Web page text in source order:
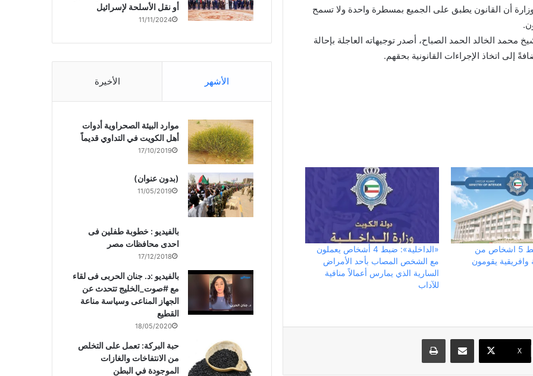
أن القانون يطبق على الجميع بمسطرة واحدة ولا تسمح
محمد الخالد الحمد الصباح، أصدر توجيهاته العاجلة بإحالة
إلى اتخاذ الإجراءات القانونية بحقهم.
«الداخلية»: ضبط 5 اشخاص من
يقومون
«الداخلية»: ضبط 4 أشخاص يعملون
مع الشخص المصاب بأحد الأمراض
السارية الذي يمارس أعمالاً منافية
للآداب
X
مشاركة عبر البريد طباعة
أو نقل الأسلحة لإسرائيل
11/11/2024
الأشهر الأخيرة
موارد البيئة الصحراوية أدوات
أهل الكويت في التداوي قديماً
17/10/2019
(بدون عنوان)
11/05/2019
بالفيديو : خطوبة طفلين فى
احدى محافظات مصر
17/12/2018
بالفيديو :د. جنان الحربى فى لقاء
مع #صوت_الخليج تتحدث عن
الجهاز المناعى وسياسة مناعة
القطيع
18/05/2020
حبة البركة: تعمل على التخلص
من الانتفاخات والغازات
الموجودة في البطن